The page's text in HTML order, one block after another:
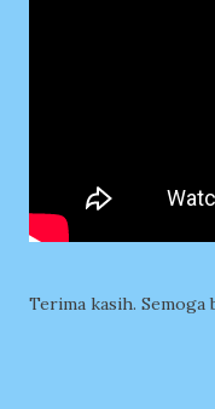
Terima kasih. Semoga